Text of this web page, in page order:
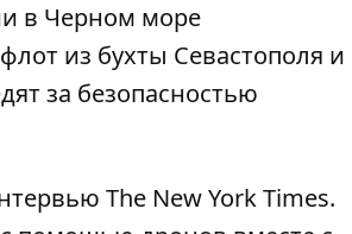
в Черном море
из бухты Севастополя и
за безопасностью
The New York Times.